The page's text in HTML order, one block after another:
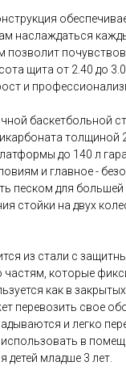
наслаждаться
позволит
щита от 2.40 до
и
баскетбольной
толщиной
до 140 л
и главное -
песком для большей
стойки на двух
из стали с
частям, которые
как в
перевозить свое
и легко
в
детей младше 3 лет.